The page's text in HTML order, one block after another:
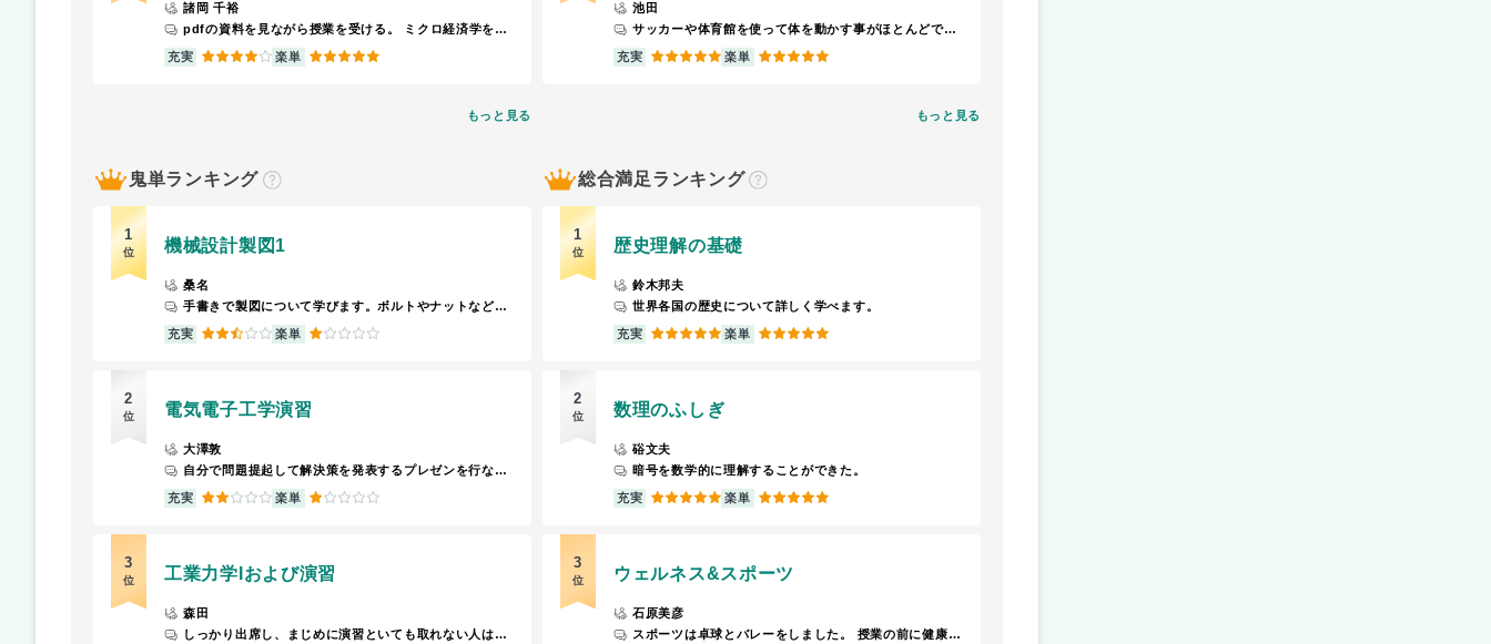
諸岡 千裕
pdfの資料を見ながら授業を受ける。 ミクロ経済学を学んだ。 小テスト受ける必要がある。
充実 4 楽単 5
もっと見る
池田
サッカーや体育館を使って体を動かす事がほとんどです。運動が苦手な人でも楽しく運動できます。
充実 5 楽単 5
もっと見る
鬼単ランキング
？
1
位 機械設計製図1
桑名
手書きで製図について学びます。ボルトやナットなどを書きます。
充実 2.5 楽単 1
2
位 電気電子工学演習
大澤敦
自分で問題提起して解決策を発表するプレゼンを行ないます。 期末テストを行ないます。持ち込み可でした。 期末テストの内容は普段の授業の演習問題から出るので、解いてる方は問題なく点を取れます。 授業中に演習問題を解いてないと教授にキレられるので、なるべく解くようにしましょう。
充実 2 楽単 1
3
位 工業力学Iおよび演習
森田
しっかり出席し、まじめに演習といても取れない人はとれない。持ち込み可
総合満足ランキング
？
1
位 歴史理解の基礎
鈴木邦夫
世界各国の歴史について詳しく学べます。
充実 5 楽単 5
2
位 数理のふしぎ
硲文夫
暗号を数学的に理解することができた。
充実 5 楽単 5
3
位 ウェルネス&スポーツ
石原美彦
スポーツは卓球とバレーをしました。 授業の前に健康チェックをウェブクラスで提出します。physics-eという1日のライフログも入力します。